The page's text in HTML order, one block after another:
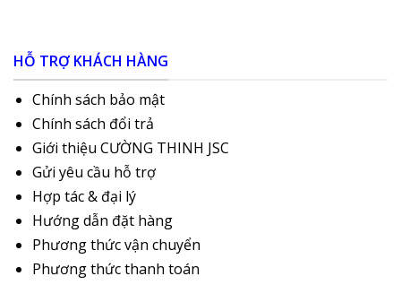
HỖ TRỢ KHÁCH HÀNG
Chính sách bảo mật
Chính sách đổi trả
Giới thiệu CƯỜNG THINH JSC
Gửi yêu cầu hỗ trợ
Hợp tác & đại lý
Hướng dẫn đặt hàng
Phương thức vận chuyển
Phương thức thanh toán